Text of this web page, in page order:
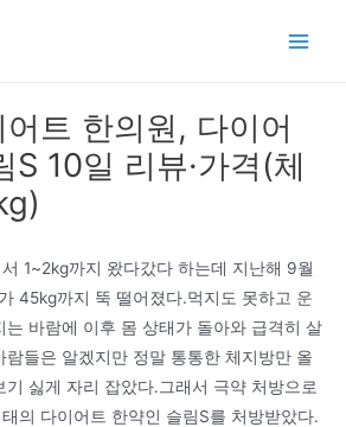
트 한의원, 다이어
S 10일 리뷰·가격(체
1~2kg까지 왔다갔다 하는데 지난해 9월
45kg까지 뚝 떨어졌다.먹지도 못하고 운
는 바람에 이후 몸 상태가 돌아와 급격히 살
람들은 알겠지만 정말 통통한 체지방만 올
기 싫게 자리 잡았다.그래서 극약 처방으로
의 다이어트 한약인 슬림S를 처방받았다.